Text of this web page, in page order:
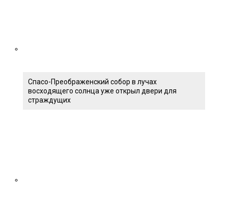
Спасо-Преображенский собор в лучах
восходящего солнца уже открыл двери для
страждущих